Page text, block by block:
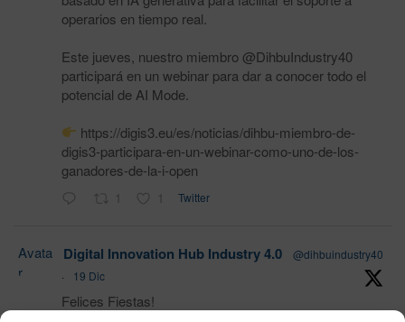
operarios en tiempo real.
Este jueves, nuestro miembro @DihbuIndustry40
participará en un webinar para dar a conocer todo el
potencial de AI Mode.
https://digis3.eu/es/noticias/dihbu-miembro-de-
digis3-participara-en-un-webinar-como-uno-de-los-
ganadores-de-la-i-open
1 1 Twitter
Avata
r
Digital Innovation Hub Industry 4.0
@dihbuindustry40
·
19 Dic
Felices Fiestas!